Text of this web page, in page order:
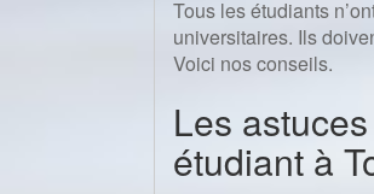
Tous les étudiants
universitaires. Ils
Voici nos conseils.
Les
étudiant à